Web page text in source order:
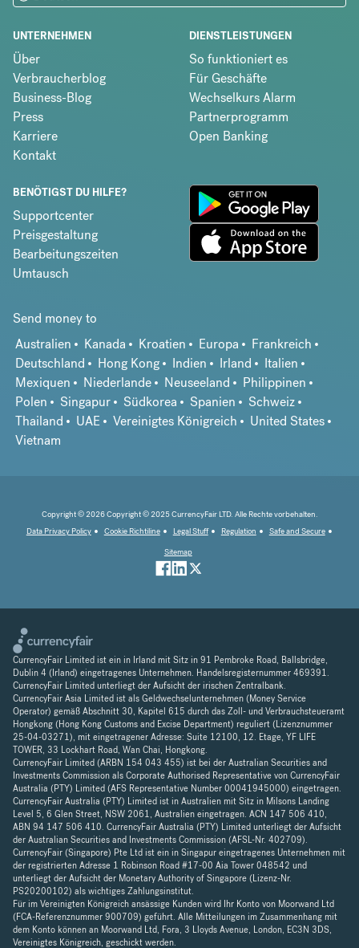
UNTERNEHMEN
Über
Verbraucherblog
Business-Blog
Press
Karriere
Kontakt
DIENSTLEISTUNGEN
So funktioniert es
Für Geschäfte
Wechselkurs Alarm
Partnerprogramm
Open Banking
BENÖTIGST DU HILFE?
Supportcenter
Preisgestaltung
Bearbeitungszeiten
Umtausch
Send money to
Australien
Kanada Kroatien Europa
Frankreich
Deutschland
Hong Kong Indien Irland
Italien
Mexiquen
Niederlande Neuseeland
Philippinen
Polen
Singapur Südkorea Spanien
Schweiz
Thailand
UAE Vereinigtes Königreich
United States
Vietnam
Copyright © 2026 Copyright © 2025 CurrencyFair LTD. Alle Rechte vorbehalten.
Data Privacy Policy
Cookie Richtiline Legal Stuff Regulation
Safe and Secure
Sitemap
CurrencyFair Limited ist ein in Irland mit Sitz in 91 Pembroke Road, Ballsbridge,
Dublin 4 (Irland) eingetragenes Unternehmen. Handelsregisternummer 469391.
CurrencyFair Limited unterliegt der Aufsicht der irischen Zentralbank.
CurrencyFair Asia Limited ist als Geldwechselunternehmen (Money Service
Operator) gemäß Abschnitt 30, Kapitel 615 durch das Zoll- und Verbrauchsteueramt
Hongkong (Hong Kong Customs and Excise Department) reguliert (Lizenznummer
25-04-03271), mit eingetragener Adresse: Suite 12100, 12. Etage, YF LIFE
TOWER, 33 Lockhart Road, Wan Chai, Hongkong.
CurrencyFair Limited (ARBN 154 043 455) ist bei der Australian Securities and
Investments Commission als Corporate Authorised Representative von CurrencyFair
Australia (PTY) Limited (AFS Representative Number 00041945000) eingetragen.
CurrencyFair Australia (PTY) Limited ist in Australien mit Sitz in Milsons Landing
Level 5, 6 Glen Street, NSW 2061, Australien eingetragen. ACN 147 506 410,
ABN 94 147 506 410. CurrencyFair Australia (PTY) Limited unterliegt der Aufsicht
der Australian Securities and Investments Commission (AFSL-Nr. 402709).
CurrencyFair (Singapore) Pte Ltd ist ein in Singapur eingetragenes Unternehmen mit
der registrierten Adresse 1 Robinson Road #17-00 Aia Tower 048542 und
unterliegt der Aufsicht der Monetary Authority of Singapore (Lizenz-Nr.
PS20200102) als wichtiges Zahlungsinstitut.
Für im Vereinigten Königreich ansässige Kunden wird Ihr Konto von Moorwand Ltd
(FCA-Referenznummer 900709) geführt. Alle Mitteilungen im Zusammenhang mit
dem Konto können an Moorwand Ltd, Fora, 3 Lloyds Avenue, London, EC3N 3DS,
Vereinigtes Königreich, geschickt werden.